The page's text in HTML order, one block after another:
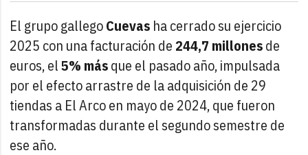
El grupo gallegoCuevas ha cerrado su ejercicio
2025 con una facturación de244,7 millonesde
euros, el5% másque el pasado año, impulsada
por el efecto arrastre de la adquisición de 29
tiendas a El Arco en mayo de 2024, que fueron
transformadas durante el segundo semestre de
ese año.